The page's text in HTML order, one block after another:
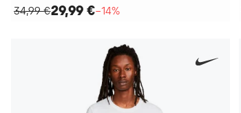
34,99 €29,99 €−14%